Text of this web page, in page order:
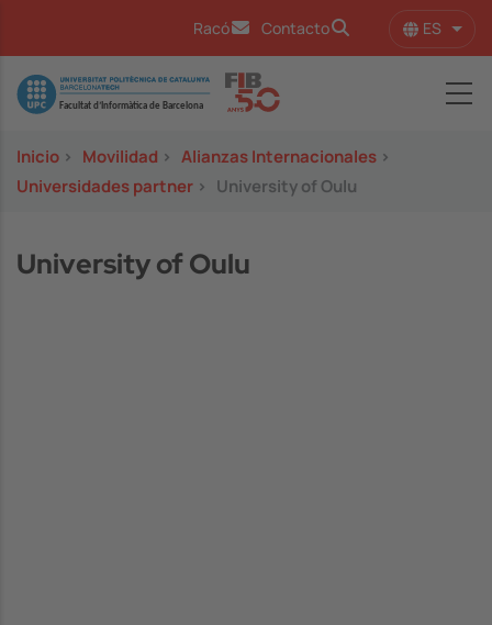
Racó Contacto ES
Image
Inicio > Movilidad > Alianzas Internacionales >
Universidades partner > University of Oulu
University of Oulu